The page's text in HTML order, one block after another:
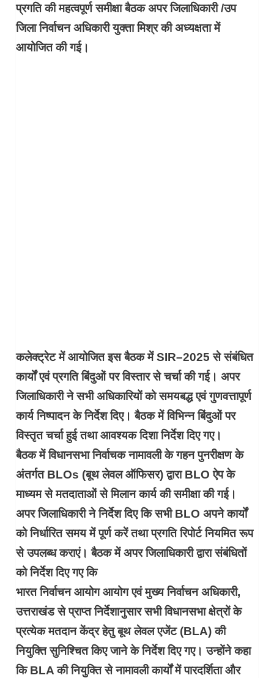
प्रगति की महत्वपूर्ण समीक्षा बैठक अपर जिलाधिकारी /उप
जिला निर्वाचन अधिकारी युक्ता मिश्र की अध्यक्षता में
आयोजित की गई।
कलेक्ट्रेट में आयोजित इस बैठक में SIR–2025 से संबंधित
कार्यों एवं प्रगति बिंदुओं पर विस्तार से चर्चा की गई। अपर
जिलाधिकारी ने सभी अधिकारियों को समयबद्ध एवं गुणवत्तापूर्ण
कार्य निष्पादन के निर्देश दिए। बैठक में विभिन्न बिंदुओं पर
विस्तृत चर्चा हुई तथा आवश्यक दिशा निर्देश दिए गए।
बैठक में विधानसभा निर्वाचक नामावली के गहन पुनरीक्षण के
अंतर्गत BLOs (बूथ लेवल ऑफिसर) द्वारा BLO ऐप के
माध्यम से मतदाताओं से मिलान कार्य की समीक्षा की गई।
अपर जिलाधिकारी ने निर्देश दिए कि सभी BLO अपने कार्यों
को निर्धारित समय में पूर्ण करें तथा प्रगति रिपोर्ट नियमित रूप
से उपलब्ध कराएं। बैठक में अपर जिलाधिकारी द्वारा संबंधितों
को निर्देश दिए गए कि
भारत निर्वाचन आयोग आयोग एवं मुख्य निर्वाचन अधिकारी,
उत्तराखंड से प्राप्त निर्देशानुसार सभी विधानसभा क्षेत्रों के
प्रत्येक मतदान केंद्र हेतु बूथ लेवल एजेंट (BLA) की
नियुक्ति सुनिश्चित किए जाने के निर्देश दिए गए। उन्होंने कहा
कि BLA की नियुक्ति से नामावली कार्यों में पारदर्शिता और